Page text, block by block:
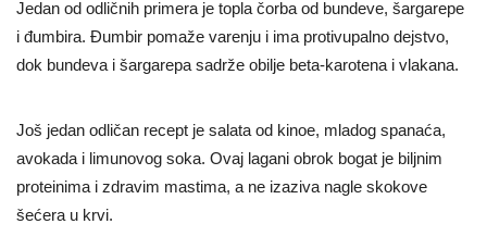
Jedan od odličnih primera je topla čorba od bundeve, šargarepe
i đumbira. Đumbir pomaže varenju i ima protivupalno dejstvo,
dok bundeva i šargarepa sadrže obilje beta-karotena i vlakana.
Još jedan odličan recept je salata od kinoe, mladog spanaća,
avokada i limunovog soka. Ovaj lagani obrok bogat je biljnim
proteinima i zdravim mastima, a ne izaziva nagle skokove
šećera u krvi.